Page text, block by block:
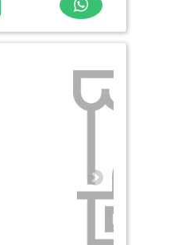
Siguiente